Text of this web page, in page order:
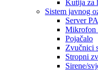
Kutija za
Sistem javnog
Server
Mikrofon
Pojačalo
Zvučnici
Stropni
Sirene/